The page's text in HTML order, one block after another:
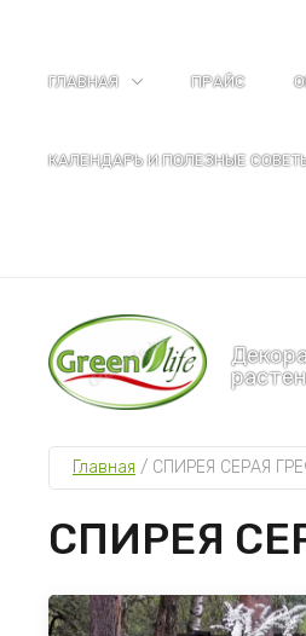
ГЛАВНАЯ ПРАЙС
КАЛЕНДАРЬ И ПОЛЕЗНЫЕ
Главная / СПИРЕЯ СЕРАЯ
СПИРЕЯ